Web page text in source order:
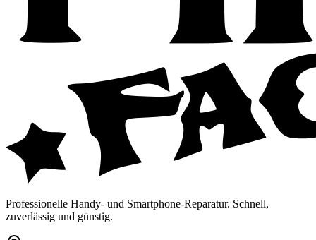
Professionelle Handy- und Smartphone-Reparatur. Schnell,
zuverlässig und günstig.